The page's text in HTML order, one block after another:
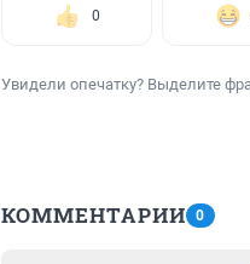
0
Увидели опечатку? Выделите
КОММЕНТАРИИ 0